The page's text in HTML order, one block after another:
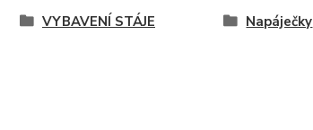
VYBAVENÍ STÁJE Napáječky